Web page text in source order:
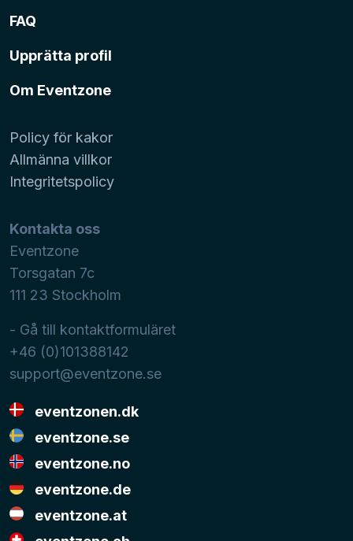
FAQ
Upprätta profil
Om Eventzone
Policy för kakor
Allmänna villkor
Integritetspolicy
Kontakta oss
Eventzone
Torsgatan 7c
111 23 Stockholm
- Gå till kontaktformuläret
+46 (0)101388142
support@eventzone.se
eventzonen.dk
eventzone.se
eventzone.no
eventzone.de
eventzone.at